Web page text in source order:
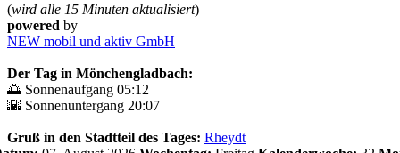
(wird alle 15 Minuten aktualisiert)
powered by
NEW mobil und aktiv GmbH
Der Tag in Mönchengladbach:
🌅 Sonnenaufgang 05:12
🌇 Sonnenuntergang 20:07
Gruß in den Stadtteil des Tages: Rheydt